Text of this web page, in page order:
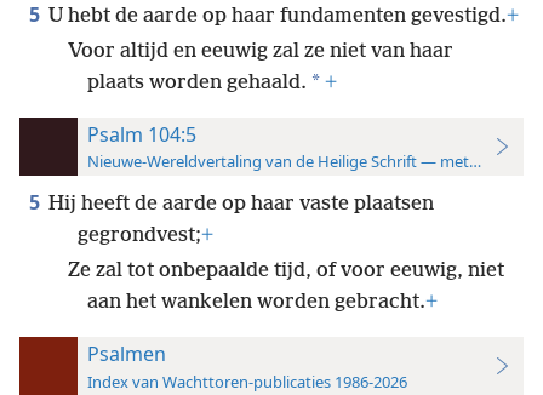
5 U hebt de aarde op haar fundamenten gevestigd.+
Voor altijd en eeuwig zal ze niet van haar
plaats worden gehaald. * +
Psalm 104:5
Nieuwe-Wereldvertaling van de Heilige Schrift — met
5 Hij heeft de aarde op haar vaste plaatsen
gegrondvest;+
Ze zal tot onbepaalde tijd, of voor eeuwig, niet
aan het wankelen worden gebracht.+
Psalmen
Index van Wachttoren-publicaties 1986-2026